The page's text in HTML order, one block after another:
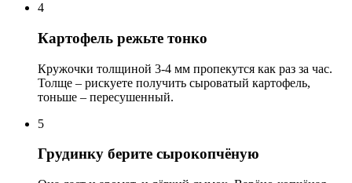
4
Картофель режьте тонко
Кружочки толщиной 3-4 мм пропекутся как раз за час.
Толще – рискуете получить сыроватый картофель,
тоньше – пересушенный.
5
Грудинку берите сырокопчёную